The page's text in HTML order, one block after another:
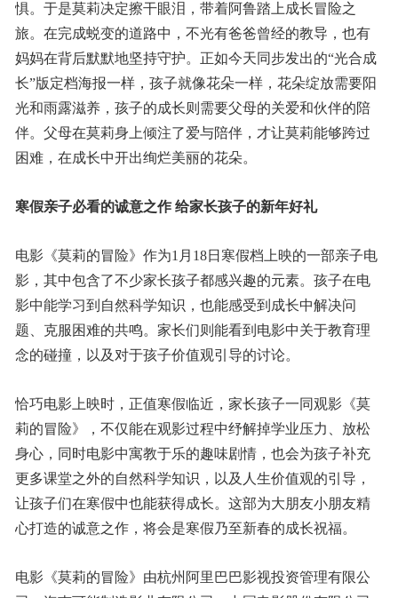
惧。于是莫莉决定擦干眼泪，带着阿鲁踏上成长冒险之
旅。在完成蜕变的道路中，不光有爸爸曾经的教导，也有
妈妈在背后默默地坚持守护。正如今天同步发出的“光合成
长”版定档海报一样，孩子就像花朵一样，花朵绽放需要阳
光和雨露滋养，孩子的成长则需要父母的关爱和伙伴的陪
伴。父母在莫莉身上倾注了爱与陪伴，才让莫莉能够跨过
困难，在成长中开出绚烂美丽的花朵。
寒假亲子必看的诚意之作 给家长孩子的新年好礼
电影《莫莉的冒险》作为1月18日寒假档上映的一部亲子电
影，其中包含了不少家长孩子都感兴趣的元素。孩子在电
影中能学习到自然科学知识，也能感受到成长中解决问
题、克服困难的共鸣。家长们则能看到电影中关于教育理
念的碰撞，以及对于孩子价值观引导的讨论。
恰巧电影上映时，正值寒假临近，家长孩子一同观影《莫
莉的冒险》，不仅能在观影过程中纾解掉学业压力、放松
身心，同时电影中寓教于乐的趣味剧情，也会为孩子补充
更多课堂之外的自然科学知识，以及人生价值观的引导，
让孩子们在寒假中也能获得成长。这部为大朋友小朋友精
心打造的诚意之作，将会是寒假乃至新春的成长祝福。
电影《莫莉的冒险》由杭州阿里巴巴影视投资管理有限公